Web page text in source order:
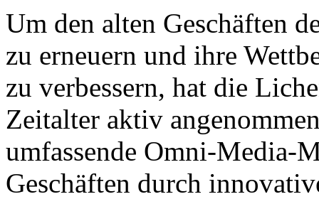
Um den alten Geschäften
zu erneuern und ihre
zu verbessern, hat die
Zeitalter aktiv
umfassende Omni-Media-
Geschäften durch